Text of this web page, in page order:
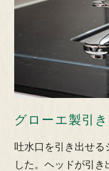
グローエ製引
吐水口を引き出せる
した。ヘッドが引